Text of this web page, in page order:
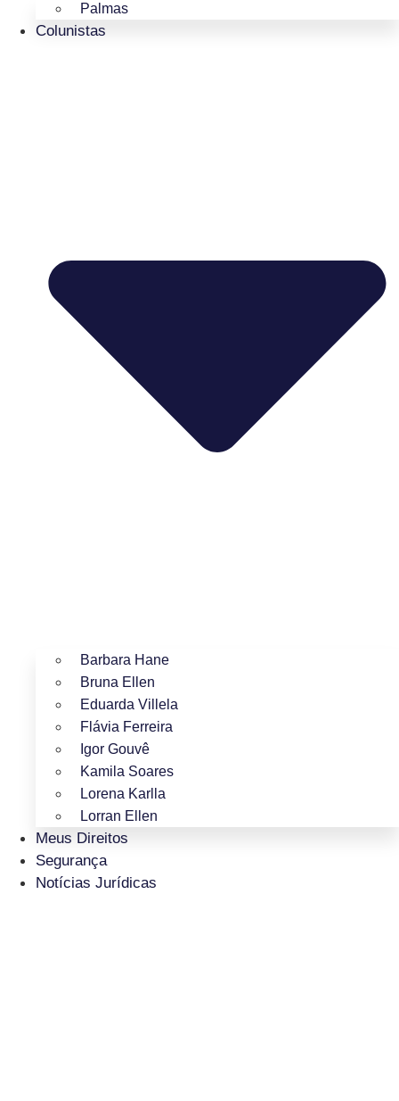
Palmas
Colunistas
Barbara Hane
Bruna Ellen
Eduarda Villela
Flávia Ferreira
Igor Gouvê
Kamila Soares
Lorena Karlla
Lorran Ellen
Meus Direitos
Segurança
Notícias Jurídicas